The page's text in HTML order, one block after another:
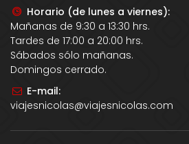
Horario (de lunes a viernes):
Mañanas de 9:30 a 13:30 hrs.
Tardes de 17:00 a 20:00 hrs.
Sábados sólo mañanas.
Domingos cerrado.
E-mail:
viajesnicolas@viajesnicolas.com